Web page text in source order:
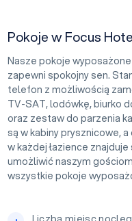
Pokoje w Focus
Nasze pokoje
zapewni spokojny sen.
telefon z możliwością
TV-SAT, lodówkę, biurko
oraz zestaw do parzenia
są w kabiny prysznicowe,
w każdej łazience
umożliwić naszym
wszystkie pokoje